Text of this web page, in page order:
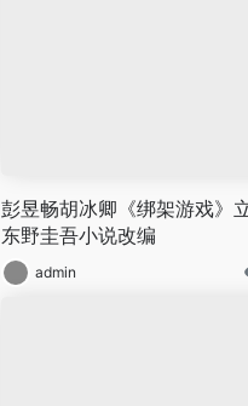
彭昱畅胡冰卿《绑架游戏》
东野圭吾小说改编
admin